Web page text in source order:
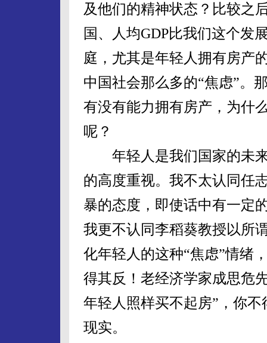
及他们的精神状态？比较之
国、人均GDP比我们这个发
庭，尤其是年轻人拥有房产
中国社会那么多的“焦虑”。
有没有能力拥有房产，为什
呢？
年轻人是我们国家的未来
的高度重视。我不太认同任
暴的态度，即使话中有一定
我更不认同李稻葵教授以所
化年轻人的这种“焦虑”情绪
得其反！老经济学家成思危
年轻人照样买不起房”，你
现实。